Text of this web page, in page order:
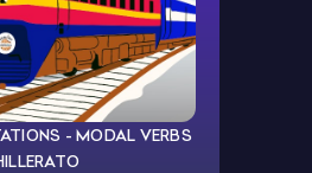
- MODAL VERBS